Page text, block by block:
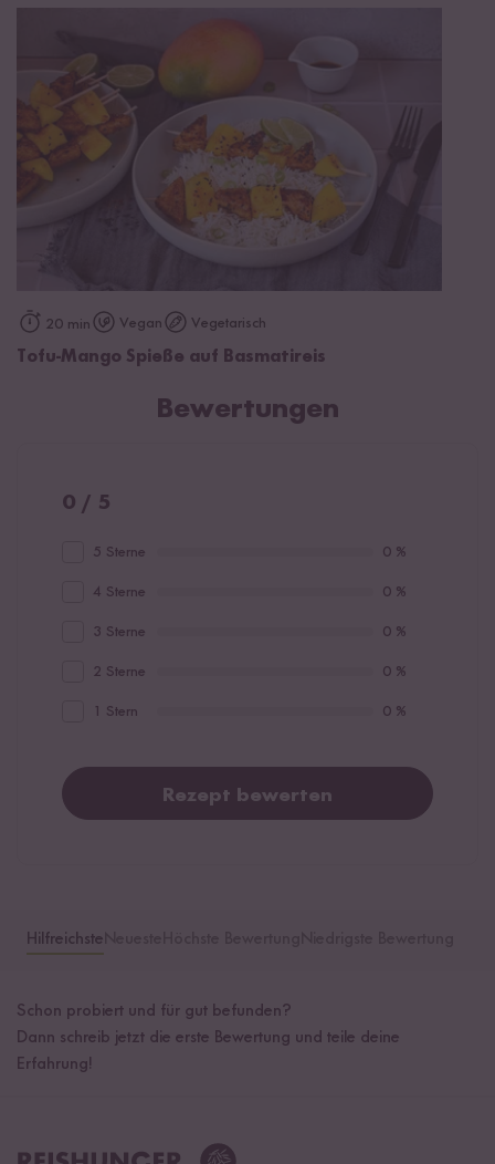
20 min Vegan Vegetarisch
Tofu-Mango Spieße auf Basmatireis
Bewertungen
0 / 5
5 Sterne 0 %
4 Sterne 0 %
3 Sterne 0 %
2 Sterne 0 %
1 Stern 0 %
Rezept bewerten
Hilfreichste
Schon probiert und für gut befunden?
Dann schreib jetzt die erste Bewertung und teile deine
Erfahrung!